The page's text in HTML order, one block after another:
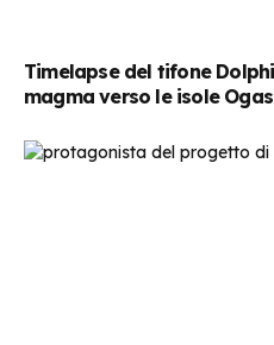
Timelapse del tifone
magma verso le isole